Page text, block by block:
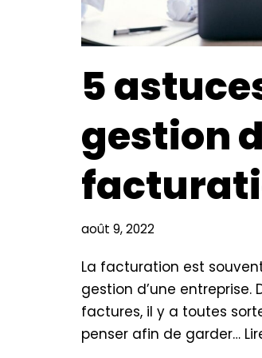
5
gestion
août 9, 2022
La facturation est
gestion d’une
factures, il y a toutes
penser afin de garder…